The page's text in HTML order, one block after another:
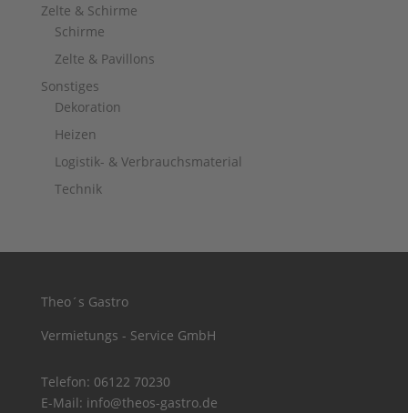
Zelte & Schirme
Schirme
Zelte & Pavillons
Sonstiges
Dekoration
Heizen
Logistik- & Verbrauchsmaterial
Technik
Theo´s Gastro
Vermietungs - Service GmbH
Telefon: 06122 70230
E-Mail: info@theos-gastro.de